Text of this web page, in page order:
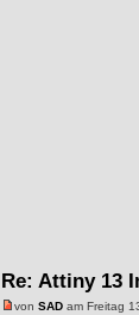
Re: Attiny 13
von SAD am Freitag